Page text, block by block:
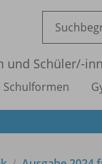
und Schüler/-